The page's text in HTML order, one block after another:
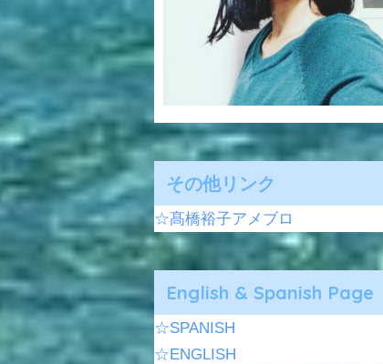
その他リンク
☆髙橋裕子アメブロ
English & Spanish Page
☆SPANISH
☆ENGLISH